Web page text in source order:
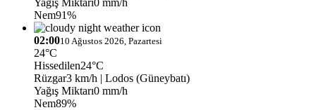
Nem91%
02:0010 Ağustos 2026, Pazartesi
24°C
Hissedilen24°C
Rüzgar3 km/h | Lodos (Güneybatı)
Yağış Miktarı0 mm/h
Nem89%